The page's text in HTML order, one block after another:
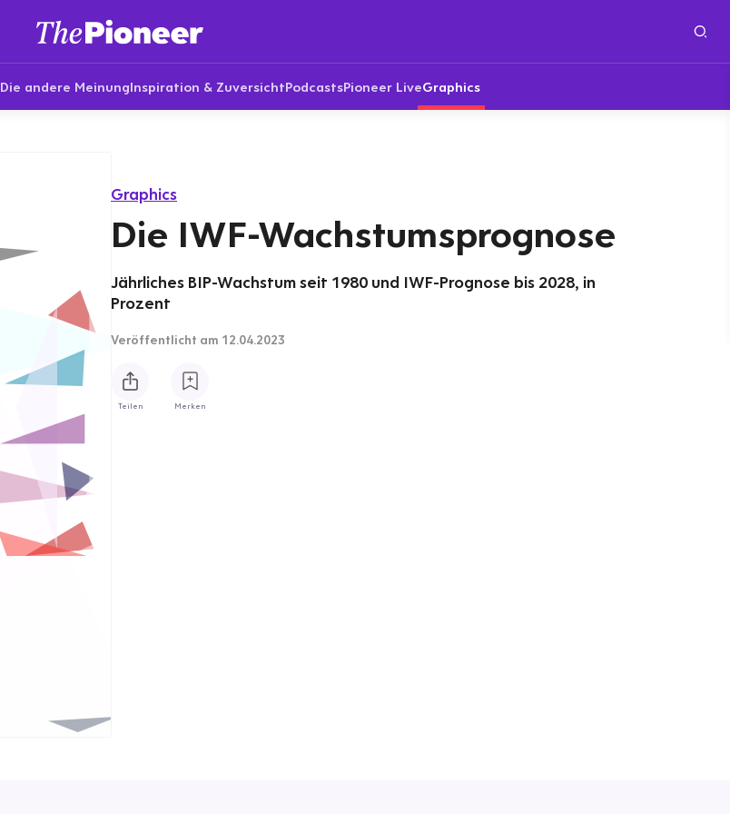
Die andere MeinungInspiration & ZuversichtPodcastsPioneer LiveGraphics
Graphics
Die IWF-Wachstumsprognose
Jährliches BIP-Wachstum seit 1980 und IWF-Prognose bis 2028, in
Prozent
Veröffentlicht am 12.04.2023
Teilen Merken